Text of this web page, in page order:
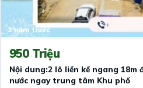
3 năm trước
950 Triệu
Nội dung:2 lô liền kề ngang 18m
nước ngay trung tâm Khu phố